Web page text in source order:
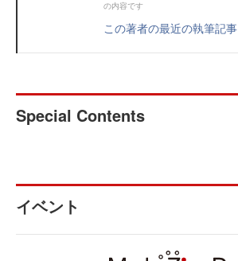
の内容です
この著者の最近の執筆記事
Special Contents
イベント